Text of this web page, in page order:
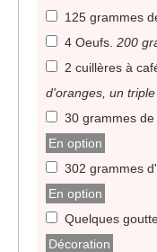
125 grammes
4 Oeufs 200
2 cuillères à
d'oranges, un
30 grammes
En option
302 grammes
En option
Quelques
Décoration